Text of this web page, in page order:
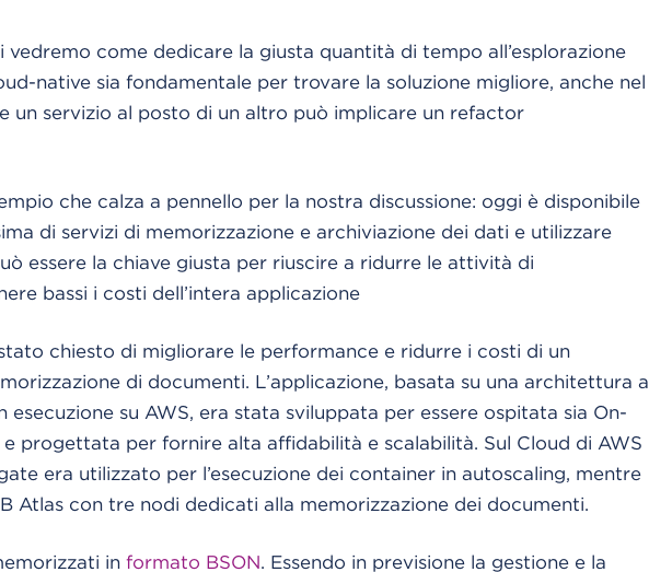
vedremo come dedicare la giusta quantità di tempo all’esplorazione
native sia fondamentale per trovare la soluzione migliore, anche nel
un servizio al posto di un altro può implicare un refactor
che calza a pennello per la nostra discussione: oggi è disponibile
di servizi di memorizzazione e archiviazione dei dati e utilizzare
essere la chiave giusta per riuscire a ridurre le attività di
bassi i costi dell’intera applicazione
chiesto di migliorare le performance e ridurre i costi di un
di documenti. L’applicazione, basata su una architettura a
esecuzione su AWS, era stata sviluppata per essere ospitata sia On-
e progettata per fornire alta affidabilità e scalabilità. Sul Cloud di AWS
era utilizzato per l’esecuzione dei container in autoscaling, mentre
Atlas con tre nodi dedicati alla memorizzazione dei documenti.
in formato BSON . Essendo in previsione la gestione e la